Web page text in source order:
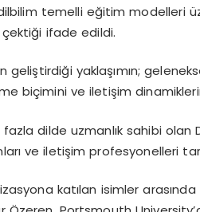
temelli eğitim modelleri
ifade edildi.
geliştirdiği yaklaşımın;
biçimini ve iletişim
fazla dilde uzmanlık sahibi olan
ve iletişim profesyonelleri
katılan isimler